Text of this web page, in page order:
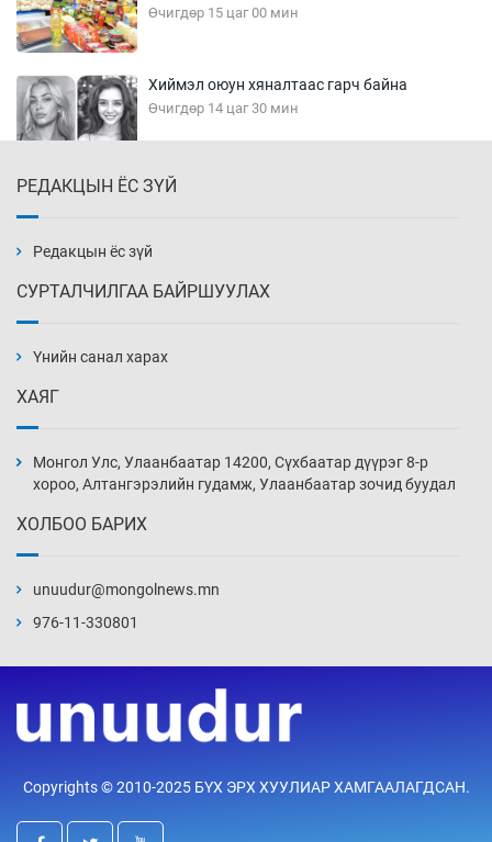
Өчигдөр 15 цаг 00 мин
Хиймэл оюун хяналтаас гарч байна
Өчигдөр 14 цаг 30 мин
Өчигдөр 14 цаг 00 мин
нэмэгджээ
Өчигдөр 13 цаг 30 мин
Өчигдөр 13 цаг 00 мин
Өчигдөр 12 цаг 30 мин
үйлчилж буй гэв
Өчигдөр 12 цаг 00 мин
РЕДАКЦЫН ЁС ЗҮЙ
Редакцын ёс зүй
СУРТАЛЧИЛГАА БАЙРШУУЛАХ
Үнийн санал харах
ХАЯГ
Монгол Улс, Улаанбаатар 14200, Сүхбаатар дүүрэг 8-р
хороо, Алтангэрэлийн гудамж, Улаанбаатар зочид буудал
ХОЛБОО БАРИХ
unuudur@mongolnews.mn
976-11-330801
Copyrights © 2010-2025 БҮХ ЭРХ ХУУЛИАР ХАМГААЛАГДСАН.